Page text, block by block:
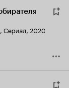
, Сериал, 2020